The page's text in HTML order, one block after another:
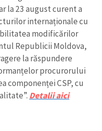
la 23 august curent a
internaționale cu
modificărilor
Republicii Moldova,
la răspundere
procurorului
componenței CSP, cu
Detalii aici